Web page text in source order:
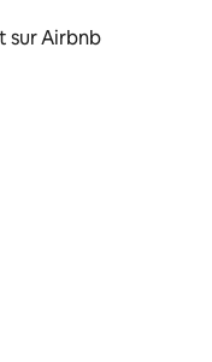
sur Airbnb